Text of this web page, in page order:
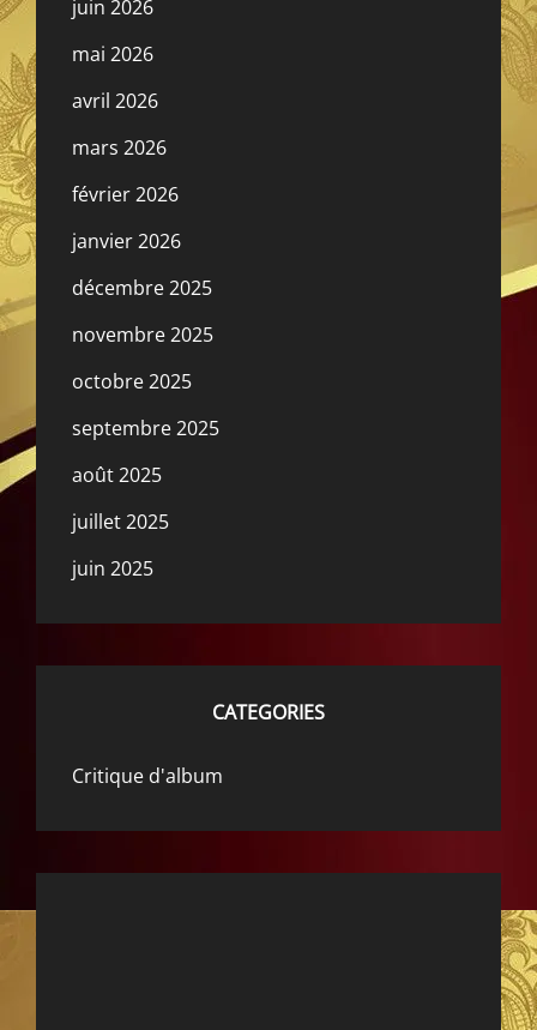
juin 2026
mai 2026
avril 2026
mars 2026
février 2026
janvier 2026
décembre 2025
novembre 2025
octobre 2025
septembre 2025
août 2025
juillet 2025
juin 2025
CATEGORIES
Critique d'album